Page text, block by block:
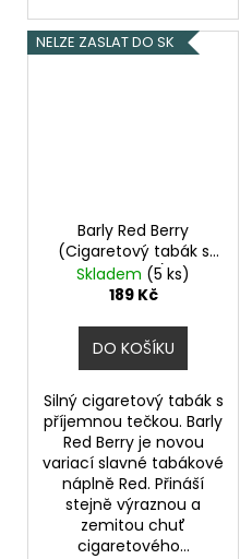
NELZE ZASLAT DO SK
Barly Red Berry
(Cigaretový tabák s
lesními plody) 10ml
15mg
Skladem (5 ks)
189 Kč
DO KOŠÍKU
Silný cigaretový tabák s
příjemnou tečkou. Barly
Red Berry je novou
variací slavné tabákové
náplně Red. Přináší
stejně výraznou a
zemitou chuť
cigaretového...